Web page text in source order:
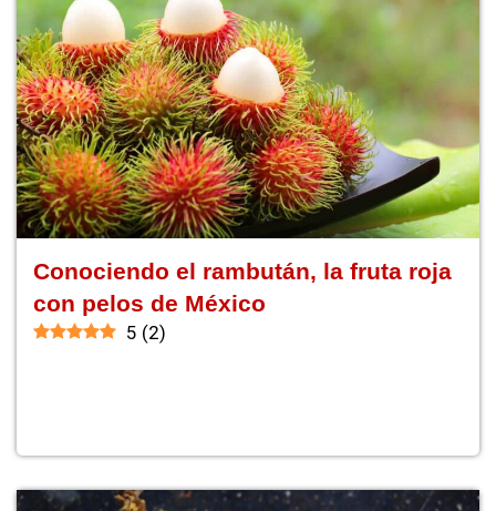
Conociendo el rambután, la fruta roja
con pelos de México
5 (2)